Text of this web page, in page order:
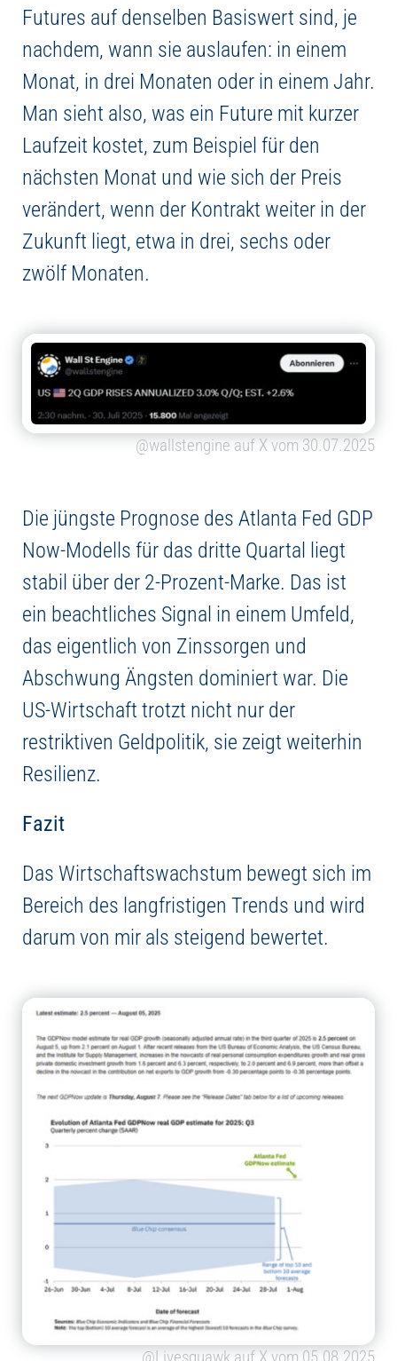
Futures auf denselben Basiswert sind, je
nachdem, wann sie auslaufen: in einem
Monat, in drei Monaten oder in einem Jahr.
Man sieht also, was ein Future mit kurzer
Laufzeit kostet, zum Beispiel für den
nächsten Monat und wie sich der Preis
verändert, wenn der Kontrakt weiter in der
Zukunft liegt, etwa in drei, sechs oder
zwölf Monaten.
@wallstengine auf X vom 30.07.2025
Die jüngste Prognose des Atlanta Fed GDP
Now-Modells für das dritte Quartal liegt
stabil über der 2-Prozent-Marke. Das ist
ein beachtliches Signal in einem Umfeld,
das eigentlich von Zinssorgen und
Abschwung Ängsten dominiert war. Die
US-Wirtschaft trotzt nicht nur der
restriktiven Geldpolitik, sie zeigt weiterhin
Resilienz.
Fazit
Das Wirtschaftswachstum bewegt sich im
Bereich des langfristigen Trends und wird
darum von mir als steigend bewertet.